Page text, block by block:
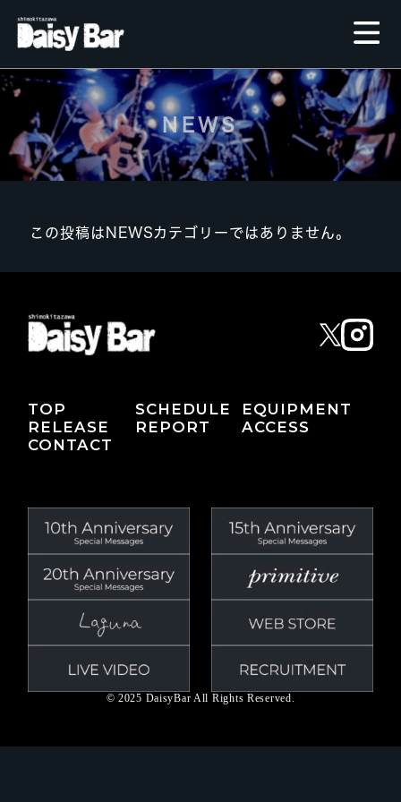
NEWS
この投稿はNEWSカテゴリーではありません。
TOP SCHEDULE
EQUIPMENT
RELEASE
REPORT
ACCESS
CONTACT
© 2025 DaisyBar All Rights Reserved.